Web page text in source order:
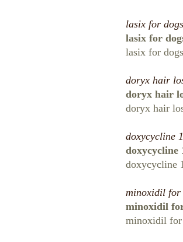
lasix for
lasix for
lasix for
doryx hair
doryx hair
doryx hair
doxycycline
doxycycline
doxycycline
minoxidil for
minoxidil
minoxidil for